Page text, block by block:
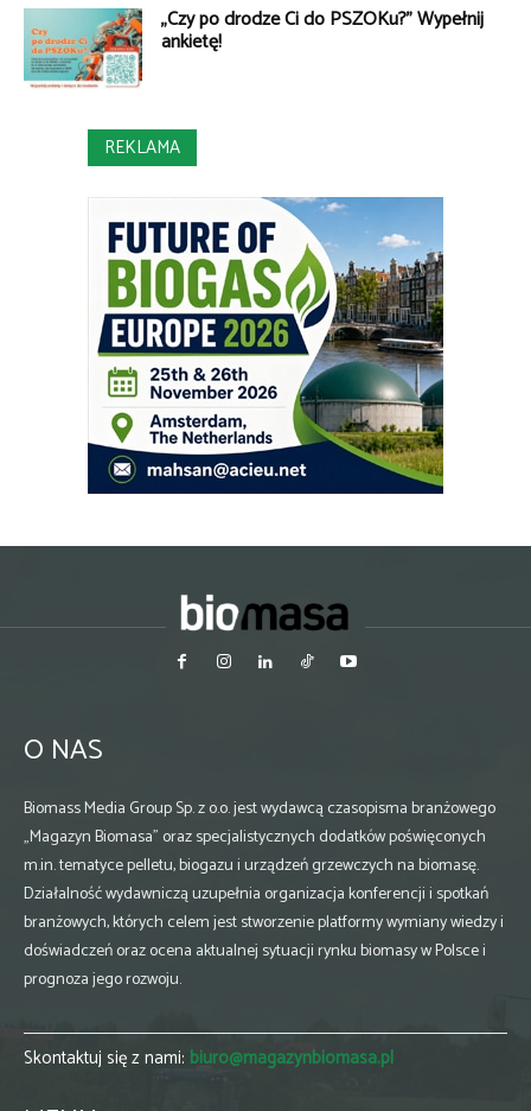
„Czy po drodze Ci do PSZOKu?” Wypełnij
ankietę!
REKLAMA
O NAS
Biomass Media Group Sp. z o.o. jest wydawcą czasopisma branżowego
„Magazyn Biomasa” oraz specjalistycznych dodatków poświęconych
m.in. tematyce pelletu, biogazu i urządzeń grzewczych na biomasę.
Działalność wydawniczą uzupełnia organizacja konferencji i spotkań
branżowych, których celem jest stworzenie platformy wymiany wiedzy i
doświadczeń oraz ocena aktualnej sytuacji rynku biomasy w Polsce i
prognoza jego rozwoju.
Skontaktuj się z nami: biuro@magazynbiomasa.pl